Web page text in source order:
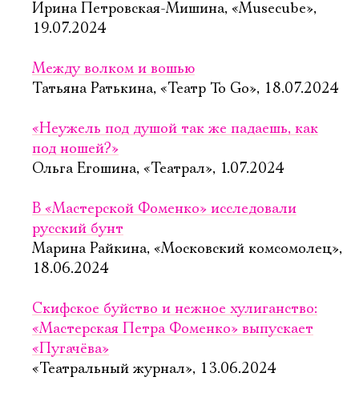
Ирина Петровская-Мишина, «Musecube»,
19.07.2024
Между волком и вошью
Татьяна Ратькина, «Театр To Go», 18.07.2024
«Неужель под душой так же падаешь, как
под ношей?»
Ольга Егошина, «Театрал», 1.07.2024
В «Мастерской Фоменко» исследовали
русский бунт
Марина Райкина, «Московский комсомолец»,
18.06.2024
Скифское буйство и нежное хулиганство:
«Мастерская Петра Фоменко» выпускает
«Пугачёва»
«Театральный журнал», 13.06.2024